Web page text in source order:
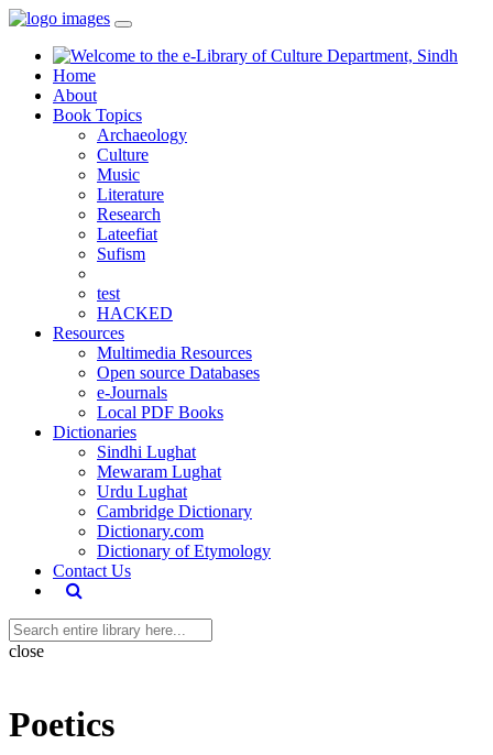
Home
About
Book Topics
Archaeology
Culture
Music
Literature
Research
Lateefiat
Sufism
test
HACKED
Resources
Multimedia Resources
Open source Databases
e-Journals
Local PDF Books
Dictionaries
Sindhi Lughat
Mewaram Lughat
Urdu Lughat
Cambridge Dictionary
Dictionary.com
Dictionary of Etymology
Contact Us
close
Poetics